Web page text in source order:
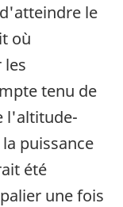
le
où
les
tenu de
l'altitude-
puissance
été
une fois